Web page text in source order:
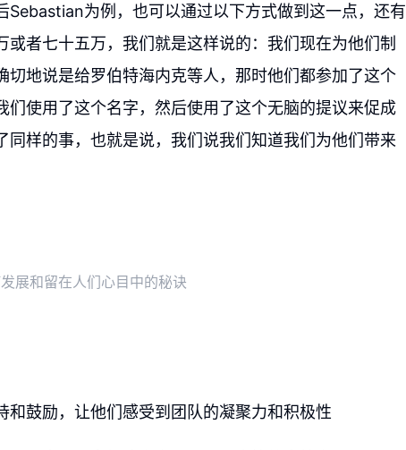
Sebastian为例，也可以通过以下方式做到这一点，还有
者七十五万，我们就是这样说的：我们现在为他们制
切地说是给罗伯特海内克等人，那时他们都参加了这个
们使用了这个名字，然后使用了这个无脑的提议来促成
同样的事，也就是说，我们说我们知道我们为他们带来
展和留在人们心目中的秘诀
和鼓励，让他们感受到团队的凝聚力和积极性